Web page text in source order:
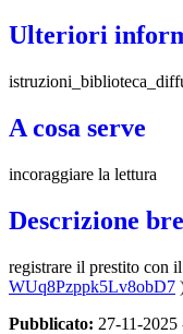
Ulteriori
A cosa serve
incoraggiare la lettura
Descrizione
registrare il prestito con
WUq8Pzppk5Lv8obD7
Pubblicato: 27-11-2025